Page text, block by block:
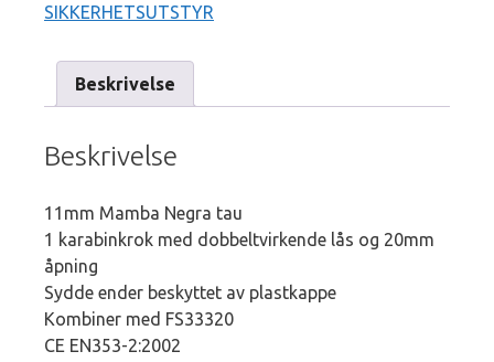
SIKKERHETSUTSTYR
Beskrivelse
Beskrivelse
11mm Mamba Negra tau
1 karabinkrok med dobbeltvirkende lås og 20mm
åpning
Sydde ender beskyttet av plastkappe
Kombiner med FS33320
CE EN353-2:2002